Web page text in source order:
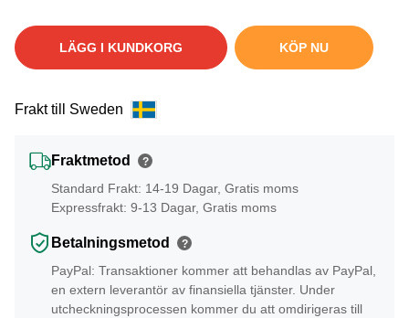
LÄGG I KUNDKORG KÖP NU
Frakt till Sweden
Fraktmetod ?
Standard Frakt: 14-19 Dagar, Gratis moms
Expressfrakt: 9-13 Dagar, Gratis moms
Betalningsmetod ?
PayPal: Transaktioner kommer att behandlas av PayPal,
en extern leverantör av finansiella tjänster. Under
utcheckningsprocessen kommer du att omdirigeras till